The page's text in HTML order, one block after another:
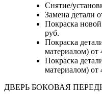
Снятие/
Замена детали
Покраска
руб.
Покраска
материалом) от
Покраска
материалом) от
ДВЕРЬ БОКОВАЯ